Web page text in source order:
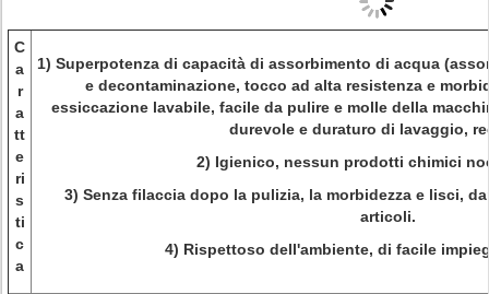
C
a
r
a
tt
e
ri
s
ti
c
a
1) Superpotenza di capacità di assorbimento di acqua
e decontaminazione, tocco ad alta resistenza e
essiccazione lavabile, facile da pulire e molle della
durevole e duraturo di lavaggio,
2) Igienico, nessun prodotti chimici
3) Senza filaccia dopo la pulizia, la morbidezza e lisci,
articoli.
4) Rispettoso dell'ambiente, di facile